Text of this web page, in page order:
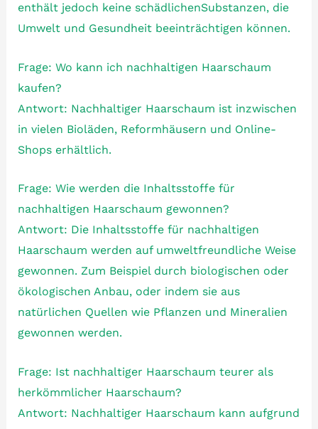
enthält jedoch keine schädlichenSubstanzen, die
Umwelt und Gesundheit beeinträchtigen können.
Frage: Wo kann ich nachhaltigen Haarschaum
kaufen?
Antwort: Nachhaltiger Haarschaum ist inzwischen
in vielen Bioläden, Reformhäusern und Online-
Shops erhältlich.
Frage: Wie werden die Inhaltsstoffe für
nachhaltigen Haarschaum gewonnen?
Antwort: Die Inhaltsstoffe für nachhaltigen
Haarschaum werden auf umweltfreundliche Weise
gewonnen. Zum Beispiel durch biologischen oder
ökologischen Anbau, oder indem sie aus
natürlichen Quellen wie Pflanzen und Mineralien
gewonnen werden.
Frage: Ist nachhaltiger Haarschaum teurer als
herkömmlicher Haarschaum?
Antwort: Nachhaltiger Haarschaum kann aufgrund